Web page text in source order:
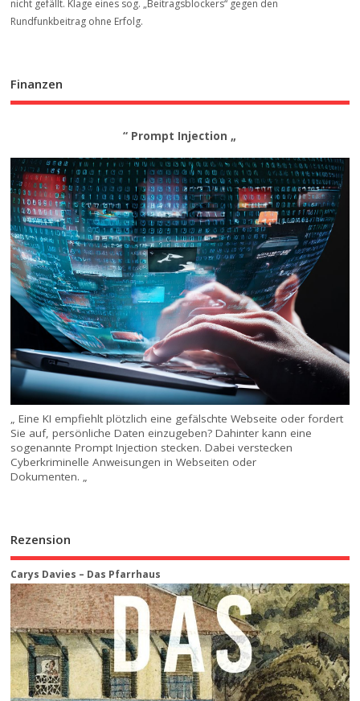
nicht gefällt. Klage eines sog. „Beitrags­blockers“ gegen den
Rundfunkbeitrag ohne Erfolg.
Finanzen
“ Prompt Injection „
„ Eine KI empfiehlt plötzlich eine gefälschte Webseite oder fordert
Sie auf, persönliche Daten einzugeben? Dahinter kann eine
sogenannte Prompt Injection stecken. Dabei verstecken
Cyberkriminelle Anweisungen in Webseiten oder
Dokumenten. „
Rezension
Carys Davies – Das Pfarrhaus